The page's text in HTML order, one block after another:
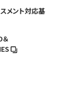
メント対応基
＆